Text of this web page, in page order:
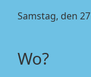
Samstag, den
Wo?